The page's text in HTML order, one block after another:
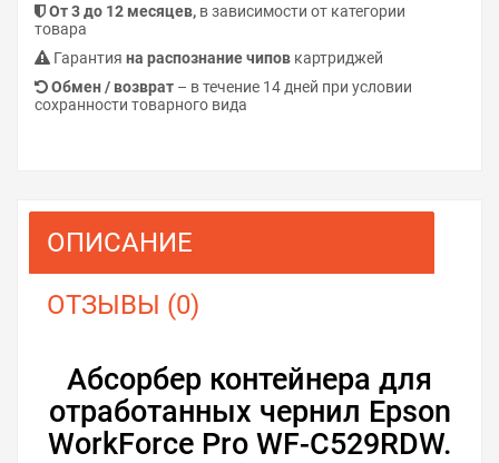
От 3 до 12 месяцев, в зависимости от категории
товара
Гарантия на распознание чипов картриджей
Обмен / возврат – в течение 14 дней при условии
сохранности товарного вида
ОПИСАНИЕ
ОТЗЫВЫ (0)
Абсорбер контейнера для
отработанных чернил Epson
WorkForce Pro WF-C529RDW.